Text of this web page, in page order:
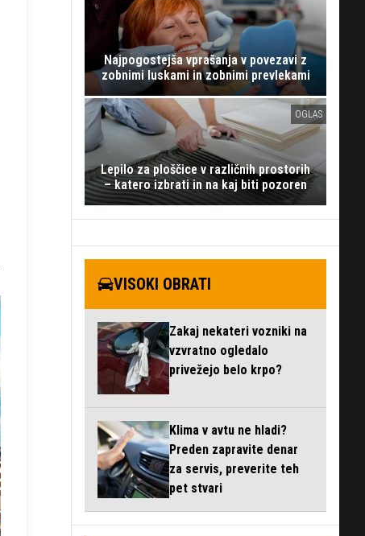
Najpogostejša vprašanja v povezavi z
zobnimi luskami in zobnimi prevlekami
OGLAS
Lepilo za ploščice v različnih prostorih
– katero izbrati in na kaj biti pozoren
VISOKI OBRATI
Zakaj nekateri vozniki na
vzvratno ogledalo
privežejo belo krpo?
Klima v avtu ne hladi?
Preden zapravite denar
za servis, preverite teh
pet stvari